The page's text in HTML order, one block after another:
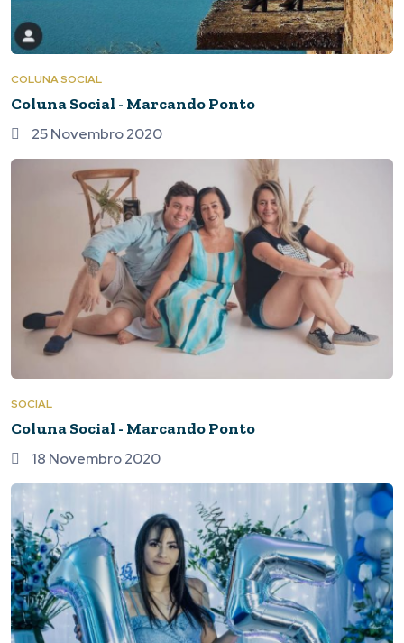
COLUNA SOCIAL
Coluna Social - Marcando Ponto
25 Novembro 2020
SOCIAL
Coluna Social - Marcando Ponto
18 Novembro 2020